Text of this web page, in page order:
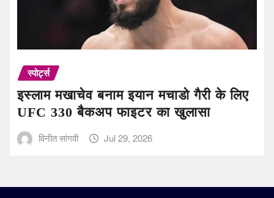
स्पोर्ट्स
इस्लाम मखाचेव बनाम इयान मचाडो गैरी के लिए
UFC 330 बैकअप फाइटर का खुलासा
विनीत सांगवी Jul 29, 2026